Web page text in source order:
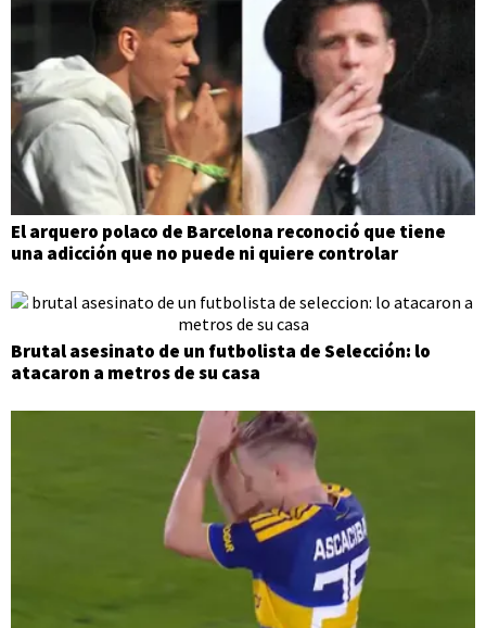
El arquero polaco de Barcelona reconoció que tiene
una adicción que no puede ni quiere controlar
Brutal asesinato de un futbolista de Selección: lo
atacaron a metros de su casa